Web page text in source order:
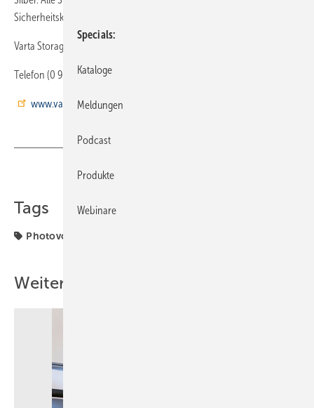
Sicherheitskonzept
Varta Storage 86720 Nördlingen
Telefon (0 90 81) 2 40 86 60
www.varta-storage.com
Teilen
Tags
Photovoltaik
Weitere Inhalte
Specials
Kataloge
Meldungen
Podcast
Produkte
Webinare